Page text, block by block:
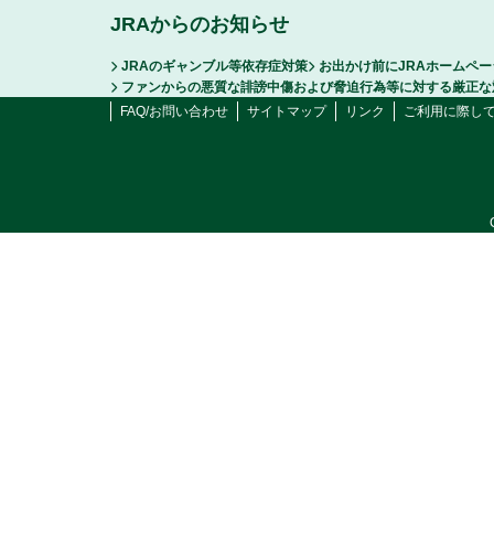
JRAからのお知らせ
JRAのギャンブル等依存症対策
お出かけ前にJRAホームペ
ファンからの悪質な誹謗中傷および脅迫行為等に対する厳正
FAQ/お問い合わせ
サイトマップ リンク ご利用に際し